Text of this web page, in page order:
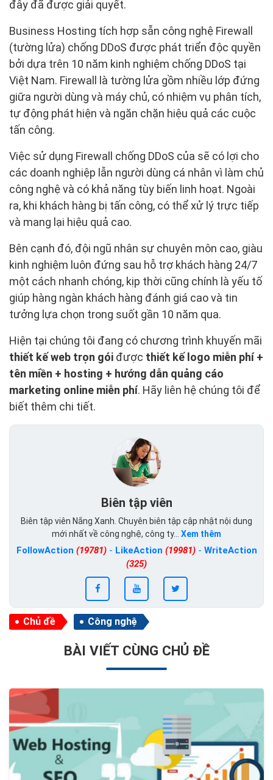
đây đã được giải quyết.
Business Hosting tích hợp sẵn công nghệ Firewall
(tường lửa) chống DDoS được phát triển độc quyền
bởi dựa trên 10 năm kinh nghiệm chống DDoS tại
Việt Nam. Firewall là tường lửa gồm nhiều lớp đứng
giữa người dùng và máy chủ, có nhiệm vụ phân tích,
tự động phát hiện và ngăn chặn hiệu quả các cuộc
tấn công.
Việc sử dụng Firewall chống DDoS của sẽ có lợi cho
các doanh nghiệp lẫn người dùng cá nhân vì làm chủ
công nghệ và có khả năng tùy biến linh hoạt. Ngoài
ra, khi khách hàng bị tấn công, có thể xử lý trực tiếp
và mang lại hiệu quả cao.
Bên cạnh đó, đội ngũ nhân sự chuyên môn cao, giàu
kinh nghiệm luôn đứng sau hỗ trợ khách hàng 24/7
một cách nhanh chóng, kịp thời cũng chính là yếu tố
giúp hàng ngàn khách hàng đánh giá cao và tin
tưởng lựa chọn trong suốt gần 10 năm qua.
Hiện tại chúng tôi đang có chương trình khuyến mãi
thiết kế web trọn gói được thiết kế logo miễn phí +
tên miền + hosting + hướng dẫn quảng cáo
marketing online miễn phí. Hãy liên hệ chúng tôi để
biết thêm chi tiết.
Biên tập viên
Biên tập viên Nắng Xanh. Chuyên biên tập cập nhật nội dung
mới nhất về công nghệ, công ty... Xem thêm
FollowAction (19781)- LikeAction (19981)- WriteAction
(325)
Chủ đề Công nghệ
BÀI VIẾT CÙNG CHỦ ĐỀ